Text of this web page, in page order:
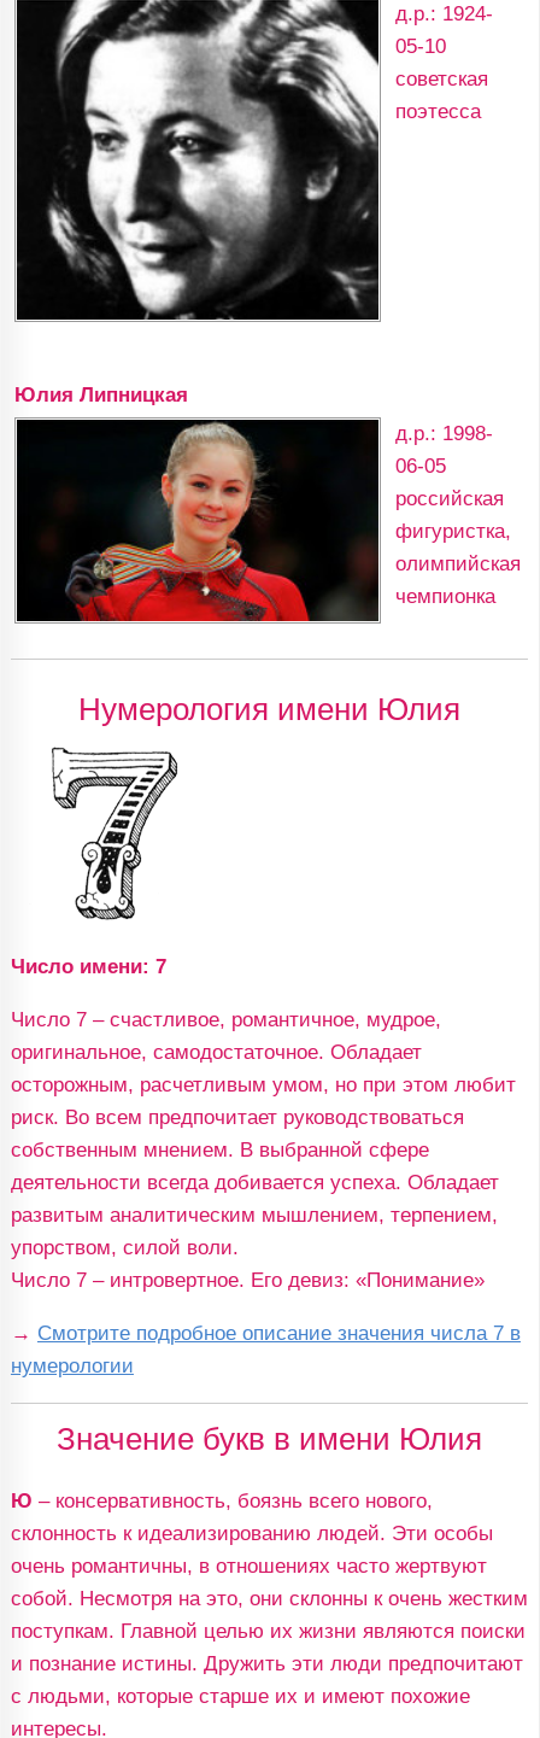
д.р.: 1924-
05-10
советская
поэтесса
Юлия Липницкая
д.р.: 1998-
06-05
российская
фигуристка,
олимпийская
чемпионка
Нумерология имени Юлия
Число имени: 7
Число 7 – счастливое, романтичное, мудрое,
оригинальное, самодостаточное. Обладает
осторожным, расчетливым умом, но при этом любит
риск. Во всем предпочитает руководствоваться
собственным мнением. В выбранной сфере
деятельности всегда добивается успеха. Обладает
развитым аналитическим мышлением, терпением,
упорством, силой воли.
Число 7 – интровертное. Его девиз: «Понимание»
→ Смотрите подробное описание значения числа 7 в
нумерологии
Значение букв в имени Юлия
Ю – консервативность, боязнь всего нового,
склонность к идеализированию людей. Эти особы
очень романтичны, в отношениях часто жертвуют
собой. Несмотря на это, они склонны к очень жестким
поступкам. Главной целью их жизни являются поиски
и познание истины. Дружить эти люди предпочитают
с людьми, которые старше их и имеют похожие
интересы.